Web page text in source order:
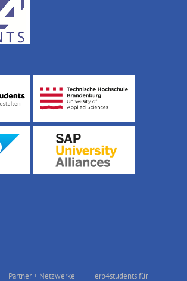
Partner + Netzwerke
erp4students für